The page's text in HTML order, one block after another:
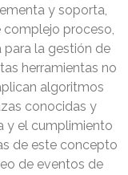
y soporta,
complejo proceso,
la gestión de
herramientas no
algoritmos
conocidas y
y el cumplimiento
de este concepto
de eventos de